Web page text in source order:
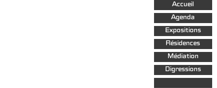
Aller au
contenu
principal
Accueil
Agenda
Expositions
Résidences
Médiation
Digressions